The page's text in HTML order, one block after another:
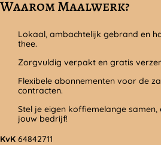
Waarom Maalwerk?
Lokaal, ambachtelijk gebrand en
thee.
Zorgvuldig verpakt en gratis
Flexibele abonnementen voor de
contracten.
Stel je eigen koffiemelange
jouw bedrijf!
KvK 64842711